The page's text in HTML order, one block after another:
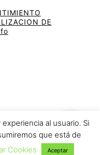
DE
al usuario. Si
que está de
Cookies Aceptar